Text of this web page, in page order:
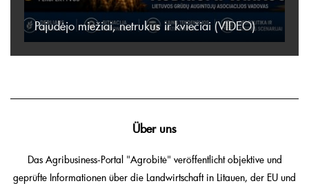
Pajudėjo miežiai, netrukus ir kviečiai (VIDEO)
Über uns
Das Agribusiness-Portal "Agrobitė" veröffentlicht objektive und
geprüfte Informationen über die Landwirtschaft in Litauen, der EU und